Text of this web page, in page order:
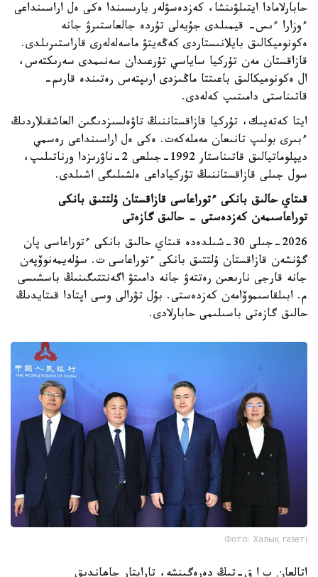
حابارلامادا ايتىلۋىنشا، كەزدەسۋلەر بارىسىندا ەكى ەل اراسىنداعى
ءوزارا ءىس- قيمىلدى جۇيەلى تۇردە جالعاستىرۋ جانە
ەكونوميكالىق بايلانىستاردى كەڭەيتۋ ماسەلەلەرى قاراستىرىلدى.
قازاقستان مەن تۇركيا ساياسي تۇرعىدان سەنىمدى سەرىكتەس،
ال ەكونوميكالىق باعىتتا ماڭىزدى ارىپتەس رەتىندە قارىم-
قاتىناستى دامىتىپ كەلەدى.
ايتا كەتەيىك، تۇركيا قازاقستاننىڭ تاۋەلسىزدىگىن العاشقىلاردىڭ
ءبىرى بولىپ تانىعان مەملەكەت. ەكى ەل اراسىنداعى رەسمي
ديپلوماتيالىق قاتىناستار 1992-جىلعى 2-ناۋرىزدا ورناتىلىپ،
سول جىلى قازاقستاننىڭ تۇركياداعى ەلشىلىگى اشىلدى.
قىتاي حالىق بانكى ءتوراعاسى قازاقستان ۇلتتىق بانكى
توراعاسىمەن كەزدەستى - حالىق گازەتى
2026-جىلى 30-شىلدەدە قىتاي حالىق بانكى ءتوراعاسى پان
گۋنشەن قازاقستان ۇلتتىق بانكى ءتوراعاسى ت. سۇلەيمەنوۆپەن
جانە قارجى نارىعىن رەتتەۋ جانە دامىتۋ اگەنتتىگىنىڭ باسشىسى
م. ابىلقاسىموۆامەن كەزدەستى. بۇل تۋرالى وسى اپتادا قىتايدىڭ
حالىق گازەتى باسىلىمى حابارلادى.
Фото: Халық газеті